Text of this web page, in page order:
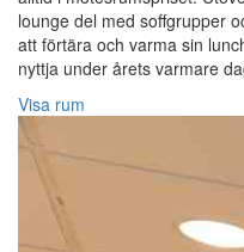
lounge del med soffgrupper
att förtära och varma sin
nyttja under årets varmare
Visa rum